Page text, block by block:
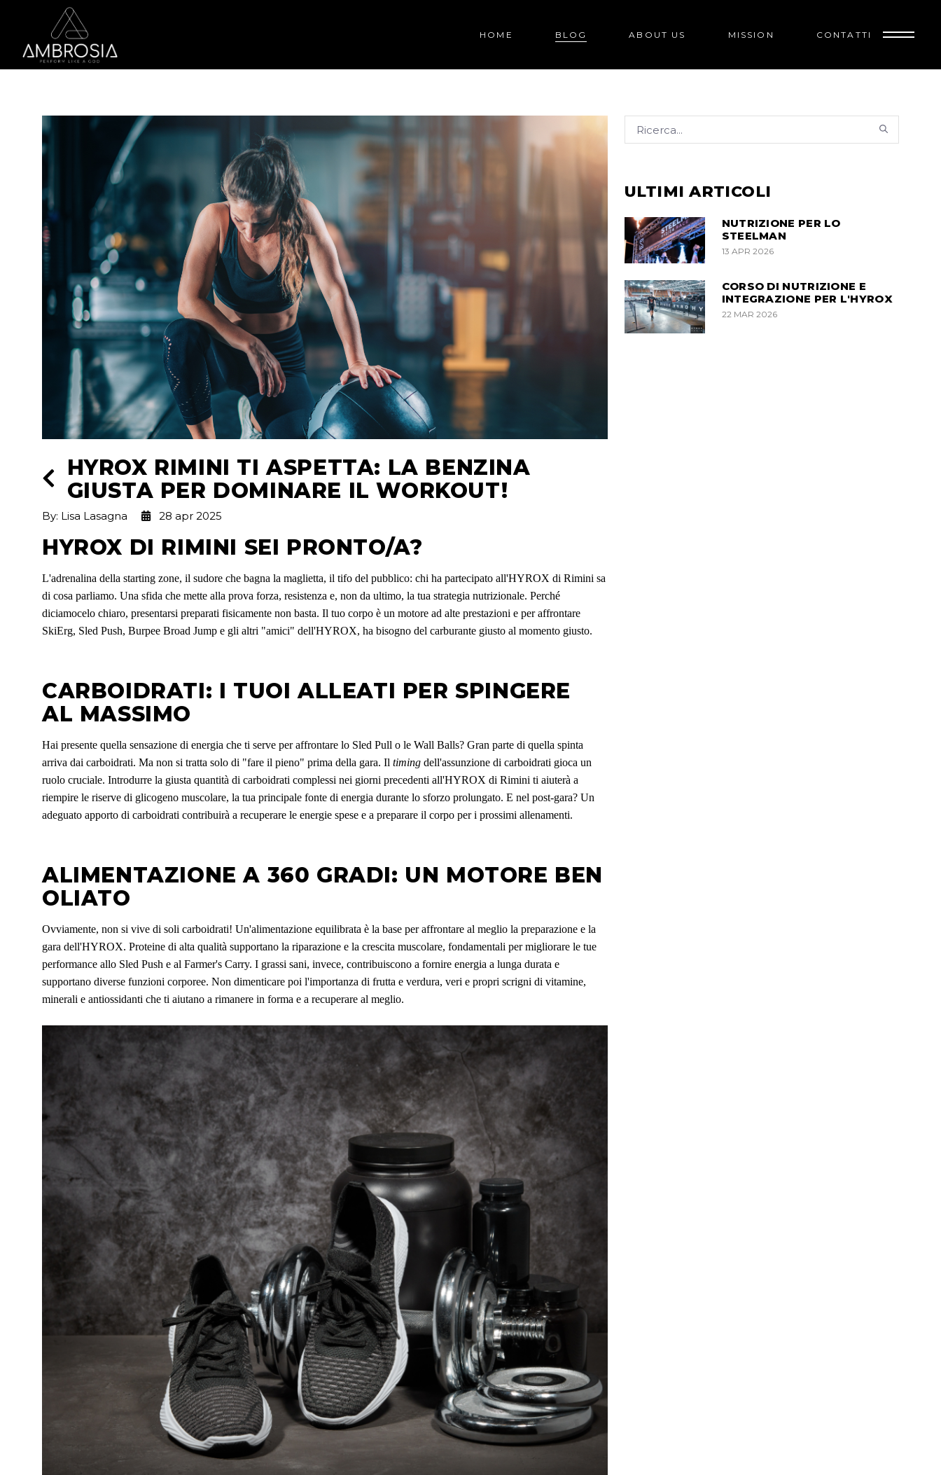
HOME BLOG ABOUT US MISSION CONTATTI
HYROX RIMINI TI ASPETTA: LA BENZINA
GIUSTA PER DOMINARE IL WORKOUT!
By: Lisa Lasagna 28 apr 2025
HYROX DI RIMINI SEI PRONTO/A?
L'adrenalina della starting zone, il sudore che bagna la maglietta, il tifo del pubblico: chi ha partecipato all'HYROX di Rimini sa
di cosa parliamo. Una sfida che mette alla prova forza, resistenza e, non da ultimo, la tua strategia nutrizionale. Perché
diciamocelo chiaro, presentarsi preparati fisicamente non basta. Il tuo corpo è un motore ad alte prestazioni e per affrontare
SkiErg, Sled Push, Burpee Broad Jump e gli altri "amici" dell'HYROX, ha bisogno del carburante giusto al momento giusto.
CARBOIDRATI: I TUOI ALLEATI PER SPINGERE
AL MASSIMO
Hai presente quella sensazione di energia che ti serve per affrontare lo Sled Pull o le Wall Balls? Gran parte di quella spinta
arriva dai carboidrati. Ma non si tratta solo di "fare il pieno" prima della gara. Il timing dell'assunzione di carboidrati gioca un
ruolo cruciale. Introdurre la giusta quantità di carboidrati complessi nei giorni precedenti all'HYROX di Rimini ti aiuterà a
riempire le riserve di glicogeno muscolare, la tua principale fonte di energia durante lo sforzo prolungato. E nel post-gara? Un
adeguato apporto di carboidrati contribuirà a recuperare le energie spese e a preparare il corpo per i prossimi allenamenti.
ALIMENTAZIONE A 360 GRADI: UN MOTORE BEN
OLIATO
Ovviamente, non si vive di soli carboidrati! Un'alimentazione equilibrata è la base per affrontare al meglio la preparazione e la
gara dell'HYROX. Proteine di alta qualità supportano la riparazione e la crescita muscolare, fondamentali per migliorare le tue
performance allo Sled Push e al Farmer's Carry. I grassi sani, invece, contribuiscono a fornire energia a lunga durata e
supportano diverse funzioni corporee. Non dimenticare poi l'importanza di frutta e verdura, veri e propri scrigni di vitamine,
minerali e antiossidanti che ti aiutano a rimanere in forma e a recuperare al meglio.
ULTIMI ARTICOLI
NUTRIZIONE PER LO
STEELMAN
13 APR 2026
CORSO DI NUTRIZIONE E
INTEGRAZIONE PER L'HYROX
22 MAR 2026